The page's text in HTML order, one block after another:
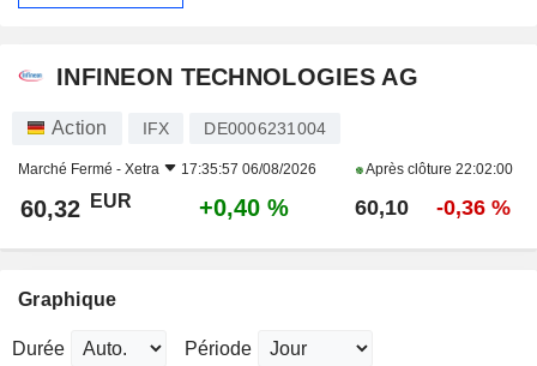
INFINEON TECHNOLOGIES AG
Action IFX DE0006231004
Marché Fermé - Xetra 17:35:57 06/08/2026 Après clôture 22:02:00
60,32 EUR +0,40 % 60,10 -0,36 %
Graphique
Durée Période